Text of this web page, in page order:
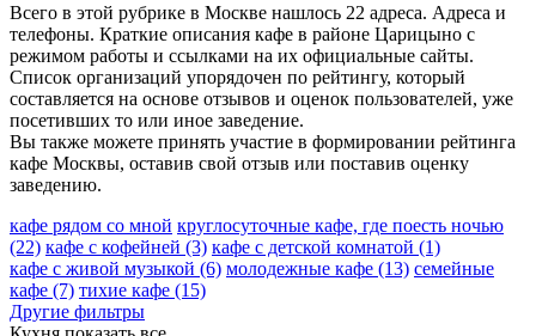
Всего в этой рубрике в Москве нашлось 22 адреса. Адреса и
телефоны. Краткие описания кафе в районе Царицыно с
режимом работы и ссылками на их официальные сайты.
Список организаций упорядочен по рейтингу, который
составляется на основе отзывов и оценок пользователей, уже
посетивших то или иное заведение.
Вы также можете принять участие в формировании рейтинга
кафе Москвы, оставив свой отзыв или поставив оценку
заведению.
кафе рядом со мной круглосуточные кафе, где поесть ночью
(22) кафе с кофейней (3) кафе с детской комнатой (1)
кафе с живой музыкой (6) молодежные кафе (13) семейные
кафе (7) тихие кафе (15)
Другие фильтры